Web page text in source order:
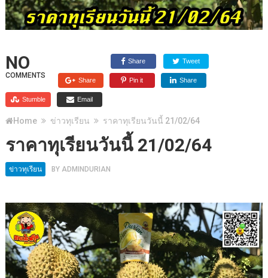
NO
COMMENTS
Share Tweet
Share Pin it Share
Stumble Email
Home ข่าวทุเรียน ราคาทุเรียนวันนี้ 21/02/64
ราคาทุเรียนวันนี้ 21/02/64
ข่าวทุเรียน BY ADMINDURIAN